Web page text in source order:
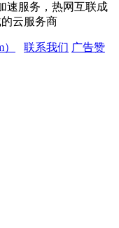
速服务，热网互联成
云服务商
联系我们 广告赞